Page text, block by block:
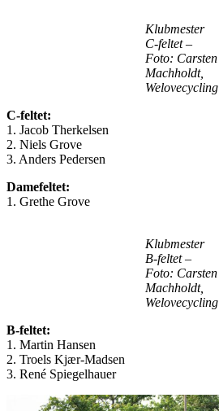
Klubmester
C-feltet –
Foto: Carsten
Machholdt,
Welovecycling
C-feltet:
1. Jacob Therkelsen
2. Niels Grove
3. Anders Pedersen
Damefeltet:
1. Grethe Grove
Klubmester
B-feltet –
Foto: Carsten
Machholdt,
Welovecycling
B-feltet:
1. Martin Hansen
2. Troels Kjær-Madsen
3. René Spiegelhauer